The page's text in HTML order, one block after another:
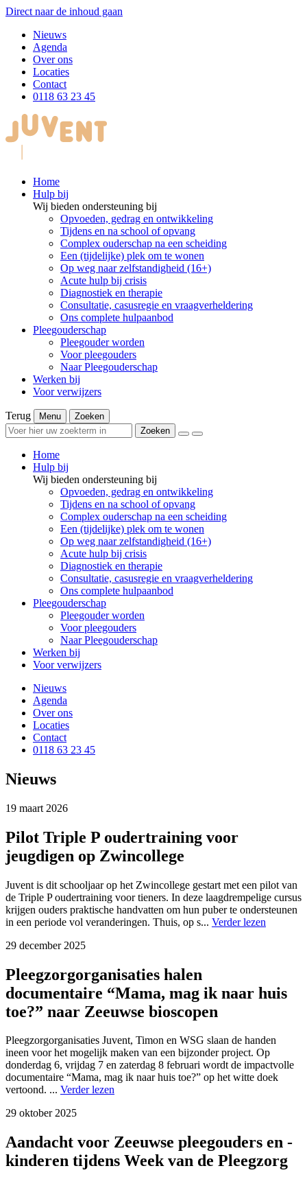
Direct naar de inhoud gaan
Nieuws
Agenda
Over ons
Locaties
Contact
0118 63 23 45
Home
Hulp bij
Wij bieden ondersteuning bij
Opvoeden, gedrag en ontwikkeling
Tijdens en na school of opvang
Complex ouderschap na een scheiding
Een (tijdelijke) plek om te wonen
Op weg naar zelfstandigheid (16+)
Acute hulp bij crisis
Diagnostiek en therapie
Consultatie, casusregie en vraagverheldering
Ons complete hulpaanbod
Pleegouderschap
Pleegouder worden
Voor pleegouders
Naar Pleegouderschap
Werken bij
Voor verwijzers
Terug Menu
Zoeken
Zoeken
Home
Hulp bij
Wij bieden ondersteuning bij
Opvoeden, gedrag en ontwikkeling
Tijdens en na school of opvang
Complex ouderschap na een scheiding
Een (tijdelijke) plek om te wonen
Op weg naar zelfstandigheid (16+)
Acute hulp bij crisis
Diagnostiek en therapie
Consultatie, casusregie en vraagverheldering
Ons complete hulpaanbod
Pleegouderschap
Pleegouder worden
Voor pleegouders
Naar Pleegouderschap
Werken bij
Voor verwijzers
Nieuws
Agenda
Over ons
Locaties
Contact
0118 63 23 45
Nieuws
19 maart 2026
Pilot Triple P oudertraining voor
jeugdigen op Zwincollege
Juvent is dit schooljaar op het Zwincollege gestart met een pilot van
de Triple P oudertraining voor tieners. In deze laagdrempelige cursus
krijgen ouders praktische handvatten om hun puber te ondersteunen
in een periode vol veranderingen. Thuis, op s... Verder lezen
29 december 2025
Pleegzorgorganisaties halen
documentaire “Mama, mag ik naar huis
toe?” naar Zeeuwse bioscopen
Pleegzorgorganisaties Juvent, Timon en WSG slaan de handen
ineen voor het mogelijk maken van een bijzonder project. Op
donderdag 6, vrijdag 7 en zaterdag 8 februari wordt de impactvolle
documentaire “Mama, mag ik naar huis toe?” op het witte doek
vertoond. ... Verder lezen
29 oktober 2025
Aandacht voor Zeeuwse pleegouders en -
kinderen tijdens Week van de Pleegzorg